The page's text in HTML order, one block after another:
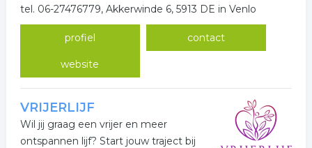
tel. 06-27476779, Akkerwinde 6, 5913 DE in Venlo
profiel contact
website
VRIJERLIJF
Wil jij graag een vrijer en meer
ontspannen lijf? Start jouw traject bij